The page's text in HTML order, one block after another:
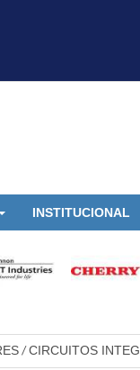
INSTITUCIONAL
/ CIRCUITOS